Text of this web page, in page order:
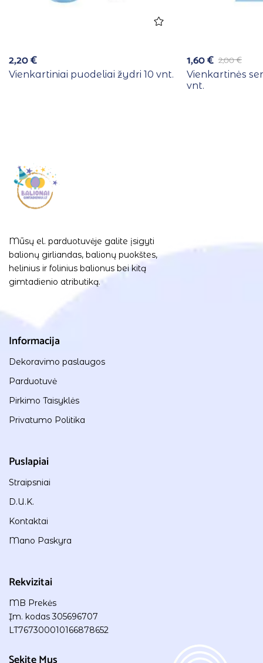
2,20€
Vienkartiniai puodeliai žydri 10 vnt.
2,00€
1,60€
Vienkartinės
vnt.
Mūsų el. parduotuvėje galite įsigyti
balionų girliandas, balionų puokštes,
helinius ir folinius balionus bei kitą
gimtadienio atributiką.
Informacija
Dekoravimo paslaugos
Parduotuvė
Pirkimo Taisyklės
Privatumo Politika
Puslapiai
Straipsniai
D.U.K.
Kontaktai
Mano Paskyra
Rekvizitai
MB Prekės
Įm. kodas 305696707
LT767300010166878652